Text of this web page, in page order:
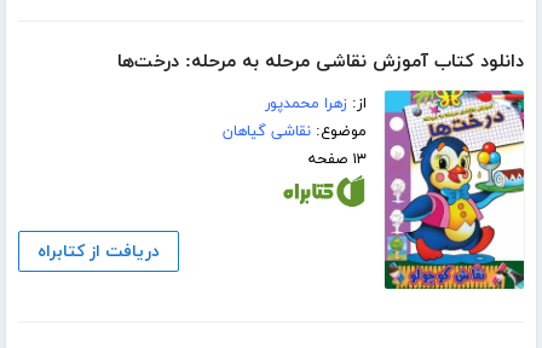
دانلود کتاب آموزش نقاشی مرحله به مرحله: درخت‌ها
از:زهرا محمدپور
موضوع:نقاشی گیاهان
۱۳ صفحه
دریافت از کتابراه